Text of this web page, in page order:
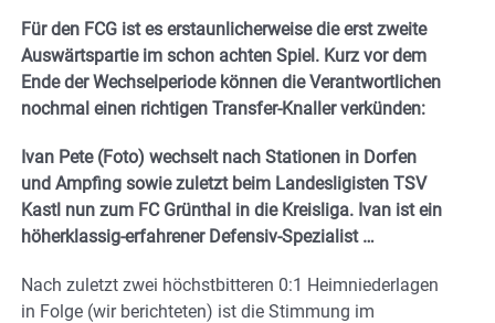
Für den FCG ist es erstaunlicherweise die erst zweite
Auswärtspartie im schon achten Spiel. Kurz vor dem
Ende der Wechselperiode können die Verantwortlichen
nochmal einen richtigen Transfer-Knaller verkünden:
Ivan Pete (Foto) wechselt nach Stationen in Dorfen
und Ampfing sowie zuletzt beim Landesligisten TSV
Kastl nun zum FC Grünthal in die Kreisliga. Ivan ist ein
höherklassig-erfahrener Defensiv-Spezialist …
Nach zuletzt zwei höchstbitteren 0:1 Heimniederlagen
in Folge (wir berichteten) ist die Stimmung im